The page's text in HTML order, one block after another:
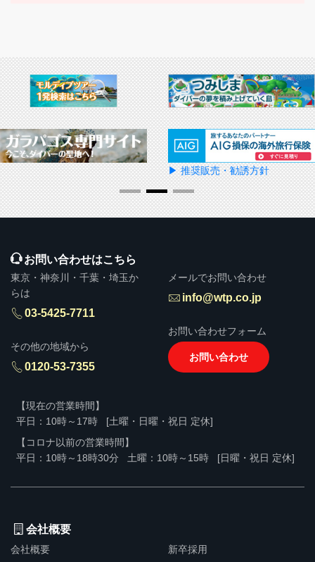
▶ 推奨販売・勧誘方針
お問い合わせはこちら
東京・神奈川・千葉・埼玉か
らは
03-5425-7711
その他の地域から
0120-53-7355
メールでお問い合わせ
info@wtp.co.jp
お問い合わせフォーム
お問い合わせ
【現在の営業時間】
平日：10時～17時
[土曜・日曜・祝日 定休]
【コロナ以前の営業時間】
平日：10時～18時30分
土曜：10時～15時 [日曜・祝日 定休]
会社概要
会社概要
新卒採用